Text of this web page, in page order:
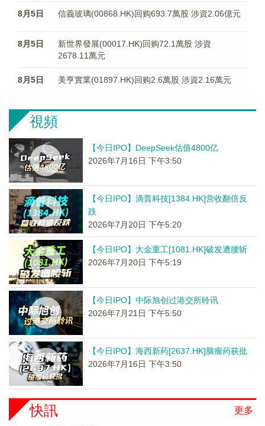
8月5日 信義玻璃(00868.HK)回购693.7萬股 涉資2.06億元
8月5日
新世界發展(00017.HK)回购72.1萬股 涉資
2678.11萬元
8月5日 美亨實業(01897.HK)回购2.6萬股 涉資2.16萬元
視頻
【今日IPO】DeepSeek估值4800亿
2026年7月16日 下午3:50
【今日IPO】滴普科技[1384.HK]营收翻倍反
跌
2026年7月20日 下午5:20
【今日IPO】大金重工[1081.HK]破发遭腰斩
2026年7月20日 下午5:19
【今日IPO】中际旭创过港交所聆讯
2026年7月21日 下午5:50
【今日IPO】海西新药[2637.HK]脑瘤药获批
2026年7月16日 下午3:50
更多
快訊